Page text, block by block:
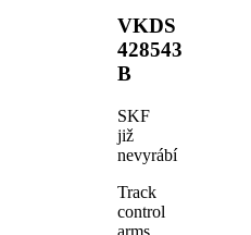
VKDS
428543
B
SKF
již
nevyrábí
Track
control
arms